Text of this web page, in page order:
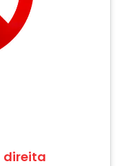
direita